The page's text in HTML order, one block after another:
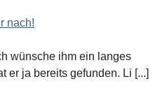
nach!
wünsche ihm ein langes
er ja bereits gefunden. Li [...]